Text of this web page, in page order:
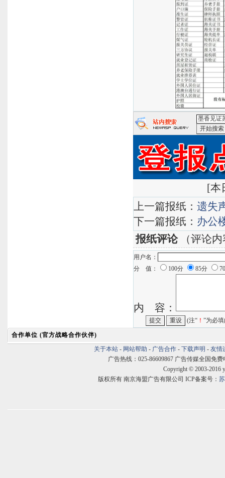
[本
上一篇报纸： 遗失
下一篇报纸： 办公
报纸评论（评论内
用户名：
分 值：
100分 85分
内 容：
(注“ ！ ”为必
合作单位 (官方战略合作伙伴)
关于本站 - 网站帮助 - 广告合作 - 下载声明 - 友情
广告热线：025-86609867 广告传媒全国免费
Copyright © 2003-2016
版权所有 南京海盟广告有限公司 ICP备案号：